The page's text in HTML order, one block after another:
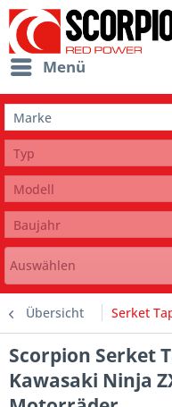
Menü
Auswählen
Übersicht Serket
Scorpion Serket
Kawasaki Ninja